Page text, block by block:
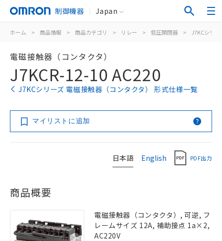
制御機器 Japan
ホーム > 商品情報 > 商品カテゴリ > リレー > 低圧開閉器 > J7KCシリー
電磁接触器（コンタクタ）
J7KCR-12-10 AC220
J7KCシリーズ 電磁接触器（コンタクタ） 形式仕様一覧
マイリストに追加
日本語 English PDF出力
商品概要
電磁接触器（コンタクタ）, 可逆, フ
レームサイズ 12A, 補助接点 1a×2,
AC220V